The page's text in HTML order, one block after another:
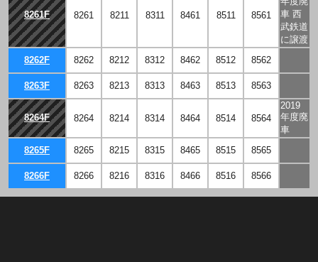
8261F 8261 8211 8311 8461 8511 8561
車 西
武鉄道
に譲渡
8262F
8262 8212 8312 8462 8512 8562
8263F 8263 8213 8313 8463 8513 8563
8264F 8264 8214 8314 8464 8514 8564
2019
年度廃
車
8265F
8265 8215 8315 8465 8515 8565
8266F 8266 8216 8316 8466 8516 8566